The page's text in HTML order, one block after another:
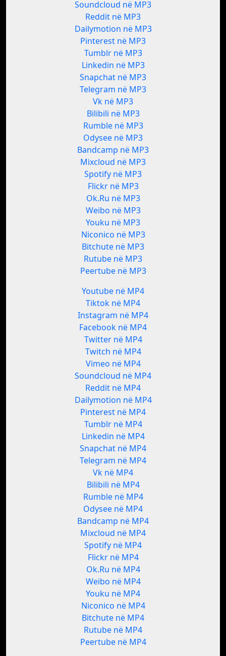
Soundcloud në MP3
Reddit në MP3
Dailymotion në MP3
Pinterest në MP3
Tumblr në MP3
Linkedin në MP3
Snapchat në MP3
Telegram në MP3
Vk në MP3
Bilibili në MP3
Rumble në MP3
Odysee në MP3
Bandcamp në MP3
Mixcloud në MP3
Spotify në MP3
Flickr në MP3
Ok.Ru në MP3
Weibo në MP3
Youku në MP3
Niconico në MP3
Bitchute në MP3
Rutube në MP3
Peertube në MP3
Youtube në MP4
Tiktok në MP4
Instagram në MP4
Facebook në MP4
Twitter në MP4
Twitch në MP4
Vimeo në MP4
Soundcloud në MP4
Reddit në MP4
Dailymotion në MP4
Pinterest në MP4
Tumblr në MP4
Linkedin në MP4
Snapchat në MP4
Telegram në MP4
Vk në MP4
Bilibili në MP4
Rumble në MP4
Odysee në MP4
Bandcamp në MP4
Mixcloud në MP4
Spotify në MP4
Flickr në MP4
Ok.Ru në MP4
Weibo në MP4
Youku në MP4
Niconico në MP4
Bitchute në MP4
Rutube në MP4
Peertube në MP4